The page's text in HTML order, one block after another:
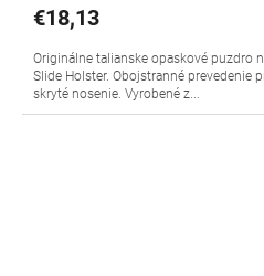
€18,13
Originálne talianske opaskové puzdro
Slide Holster. Obojstranné prevedenie
skryté nosenie. Vyrobené z...